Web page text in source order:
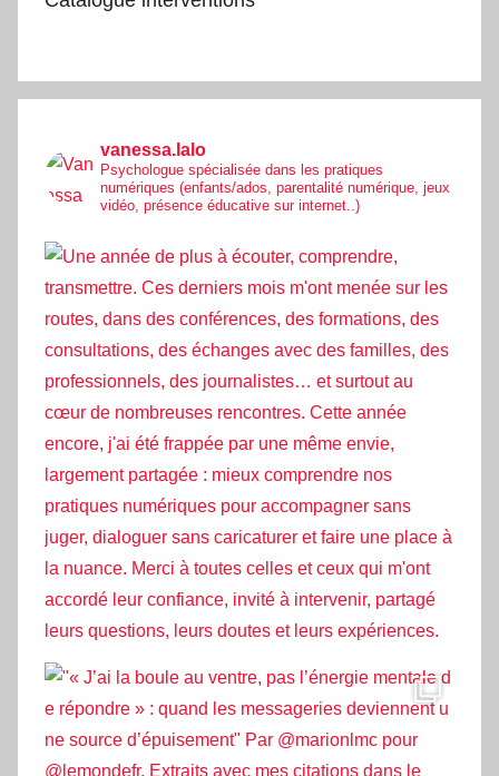
vanessa.lalo
Psychologue spécialisée dans les pratiques
numériques (enfants/ados, parentalité numérique, jeux
vidéo, présence éducative sur internet..)